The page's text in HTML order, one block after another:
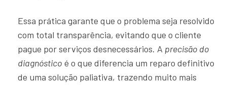
Essa prática garante que o problema seja resolvido
com total transparência, evitando que o cliente
pague por serviços desnecessários. A precisão do
diagnóstico é o que diferencia um reparo definitivo
de uma solução paliativa, trazendo muito mais